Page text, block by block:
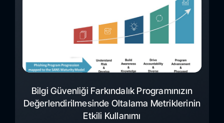
Bilgi Güvenliği Farkındalık Programınızın
Değerlendirilmesinde Oltalama Metriklerinin
Etkili Kullanımı